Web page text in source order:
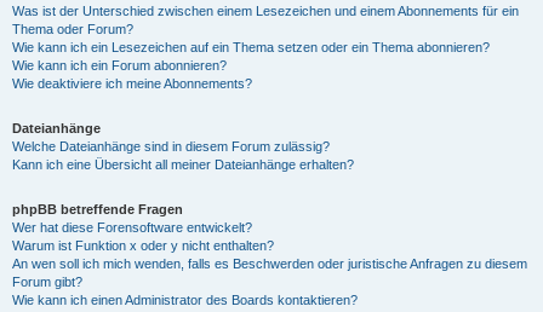
Was ist der Unterschied zwischen einem Lesezeichen und einem Abonnements für ein
Thema oder Forum?
Wie kann ich ein Lesezeichen auf ein Thema setzen oder ein Thema abonnieren?
Wie kann ich ein Forum abonnieren?
Wie deaktiviere ich meine Abonnements?
Dateianhänge
Welche Dateianhänge sind in diesem Forum zulässig?
Kann ich eine Übersicht all meiner Dateianhänge erhalten?
phpBB betreffende Fragen
Wer hat diese Forensoftware entwickelt?
Warum ist Funktion x oder y nicht enthalten?
An wen soll ich mich wenden, falls es Beschwerden oder juristische Anfragen zu diesem
Forum gibt?
Wie kann ich einen Administrator des Boards kontaktieren?